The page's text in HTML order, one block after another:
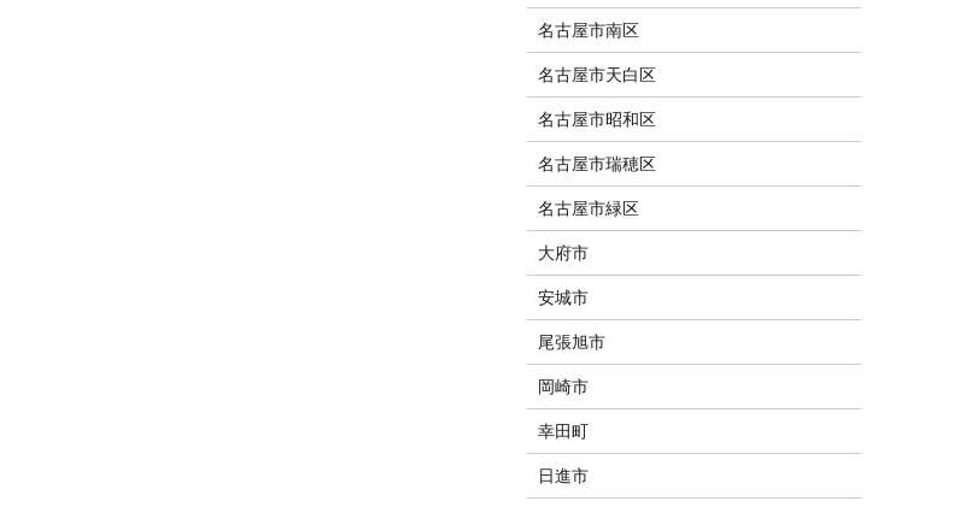
名古屋市南区
名古屋市天白区
名古屋市昭和区
名古屋市瑞穂区
名古屋市緑区
大府市
安城市
尾張旭市
岡崎市
幸田町
日進市